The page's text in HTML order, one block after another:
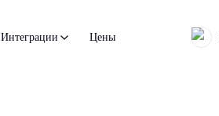
Интеграции Цены